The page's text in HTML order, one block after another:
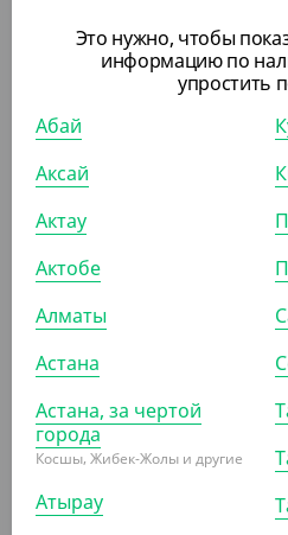
АРТ. 81100
3 024
Держатель для мыла
ШТ КОР (50)
Это нужно, чтобы
информацию по
упростить
Абай
Аксай
Актау
Актобе
Алматы
Астана
Астана, за чертой
города
Косшы, Жибек-Жолы и другие
Атырау